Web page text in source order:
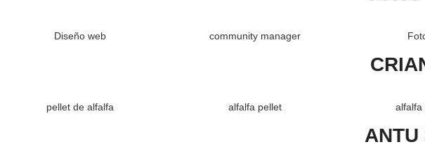
Diseño web community manager
pellet de alfalfa alfalfa pellet alfalfa
ANTU